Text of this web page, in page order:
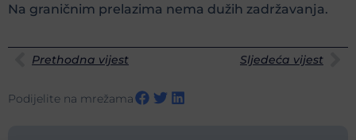
Na graničnim prelazima nema dužih zadržavanja.
Prethodna vijest Sljedeća vijest
Podijelite na mrežama